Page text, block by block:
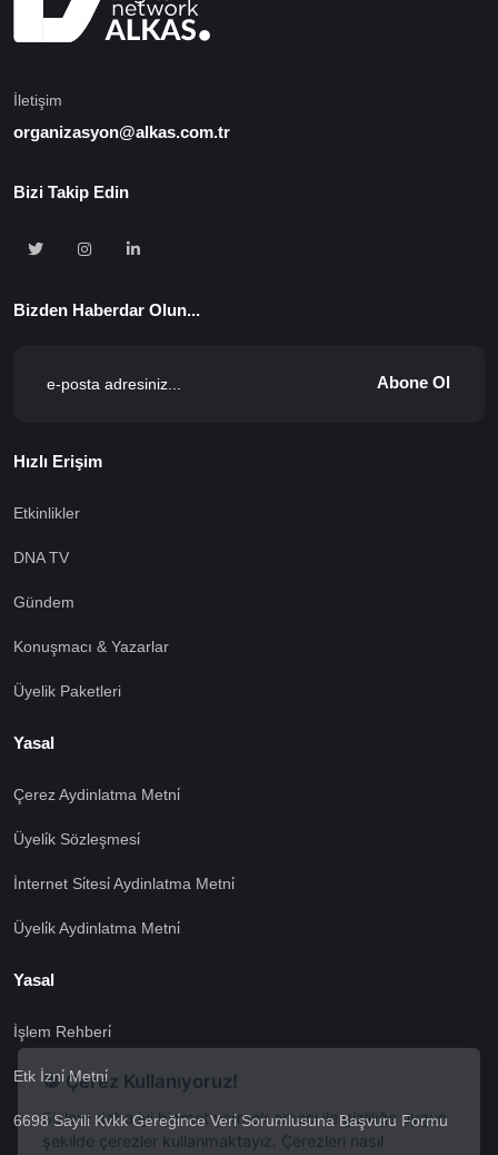
İletişim
organizasyon@alkas.com.tr
Bizi Takip Edin
Bizden Haberdar Olun...
Abone Ol
Hızlı Erişim
Etkinlikler
DNA TV
Gündem
Konuşmacı & Yazarlar
Üyelik Paketleri
Yasal
Çerez Aydinlatma Metni̇
Üyeli̇k Sözleşmesi̇
İnternet Si̇tesi̇ Aydinlatma Metni̇
Üyeli̇k Aydinlatma Metni̇
Yasal
İşlem Rehberi̇
Etk İzni̇ Metni̇
6698 Sayili Kvkk Gereği̇nce Veri̇ Sorumlusuna Başvuru Formu
Sizlere daha iyi hizmet vermek amacı ile gizliliğe uygun
şekilde çerezler kullanmaktayız. Çerezleri nasıl
kullandığımızı öğrenmek için çerez politikamızı